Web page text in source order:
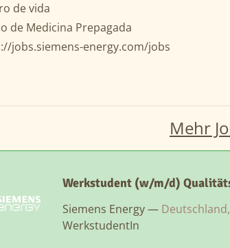
de vida
de Medicina Prepagada
jobs.siemens-energy.com/jobs
Mehr
Werkstudent (w/m/d)
Siemens Energy —
WerkstudentIn